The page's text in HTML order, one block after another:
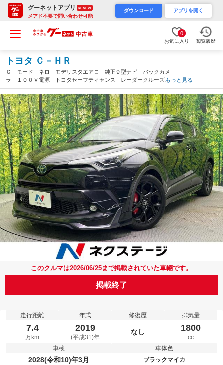
グーネットアプリ RENEW
メアド不要で問い合わせ可能
ダウンロード アプリを開く
0
お気に入り 閲覧履歴
トヨタ Ｃ－ＨＲ
Ｇ モード ネロ モデリスタエアロ 純正９型ナビ バックカメ
ラ １００Ｖ電源 トヨタセーフティセンス レーダークルーズ
禁煙車 ハーフレザーシート コーナーセンサー スマートキー
ＬＥＤヘッド ＥＴＣ フルセグ（愛媛県）
もっと見る
このクルマは2026/06/25まで掲載されていた車輛です。
掲載終了
走行距離
7.4
万km
年式
2019
(平成31)年
修復歴
なし
排気量
1800
cc
車検
2028(令和10)年3月
車体色
ブラックマイカ